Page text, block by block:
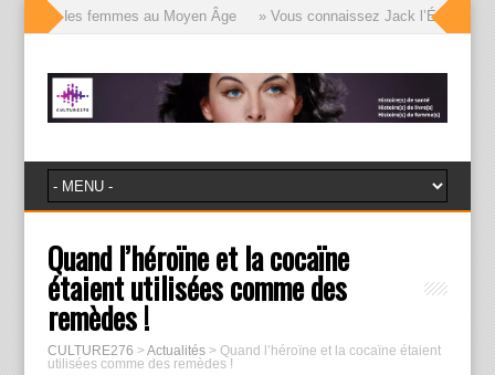
des femmes au Moyen Âge » Vous connaissez Jack l’Éventreur,
Quand l’héroïne et la cocaïne
étaient utilisées comme des
remèdes !
CULTURE276 >Actualités> Quand l’héroïne et la cocaïne étaient
utilisées comme des remèdes !